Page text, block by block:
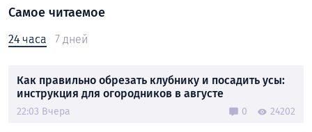
Самое читаемое
24 часа 7 дней
Как правильно обрезать клубнику и посадить усы:
инструкция для огородников в августе
22:03 Вчера 0 24202